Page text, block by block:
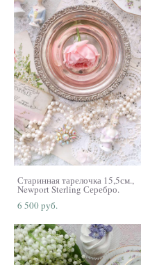
Старинная тарелочка 15,5см.,
Newport Sterling Серебро.
6 500 pуб.